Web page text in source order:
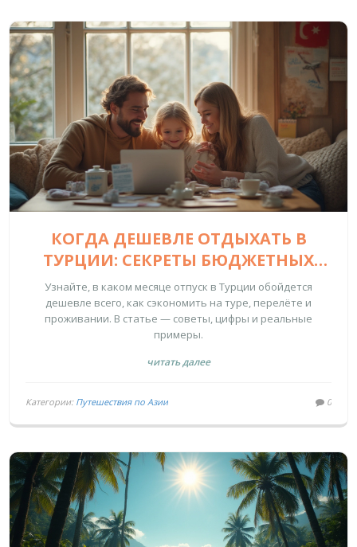
КОГДА ДЕШЕВЛЕ ОТДЫХАТЬ В
ТУРЦИИ: СЕКРЕТЫ БЮДЖЕТНЫХ
ПОЕЗДОК
Узнайте, в каком месяце отпуск в Турции обойдется
дешевле всего, как сэкономить на туре, перелёте и
проживании. В статье — советы, цифры и реальные
примеры.
читать далее
Категории: Путешествия по Азии 0